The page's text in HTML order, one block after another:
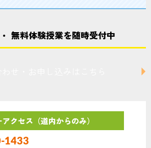
無料体験授業を随時受付中
アクセス（道内からのみ）
1433